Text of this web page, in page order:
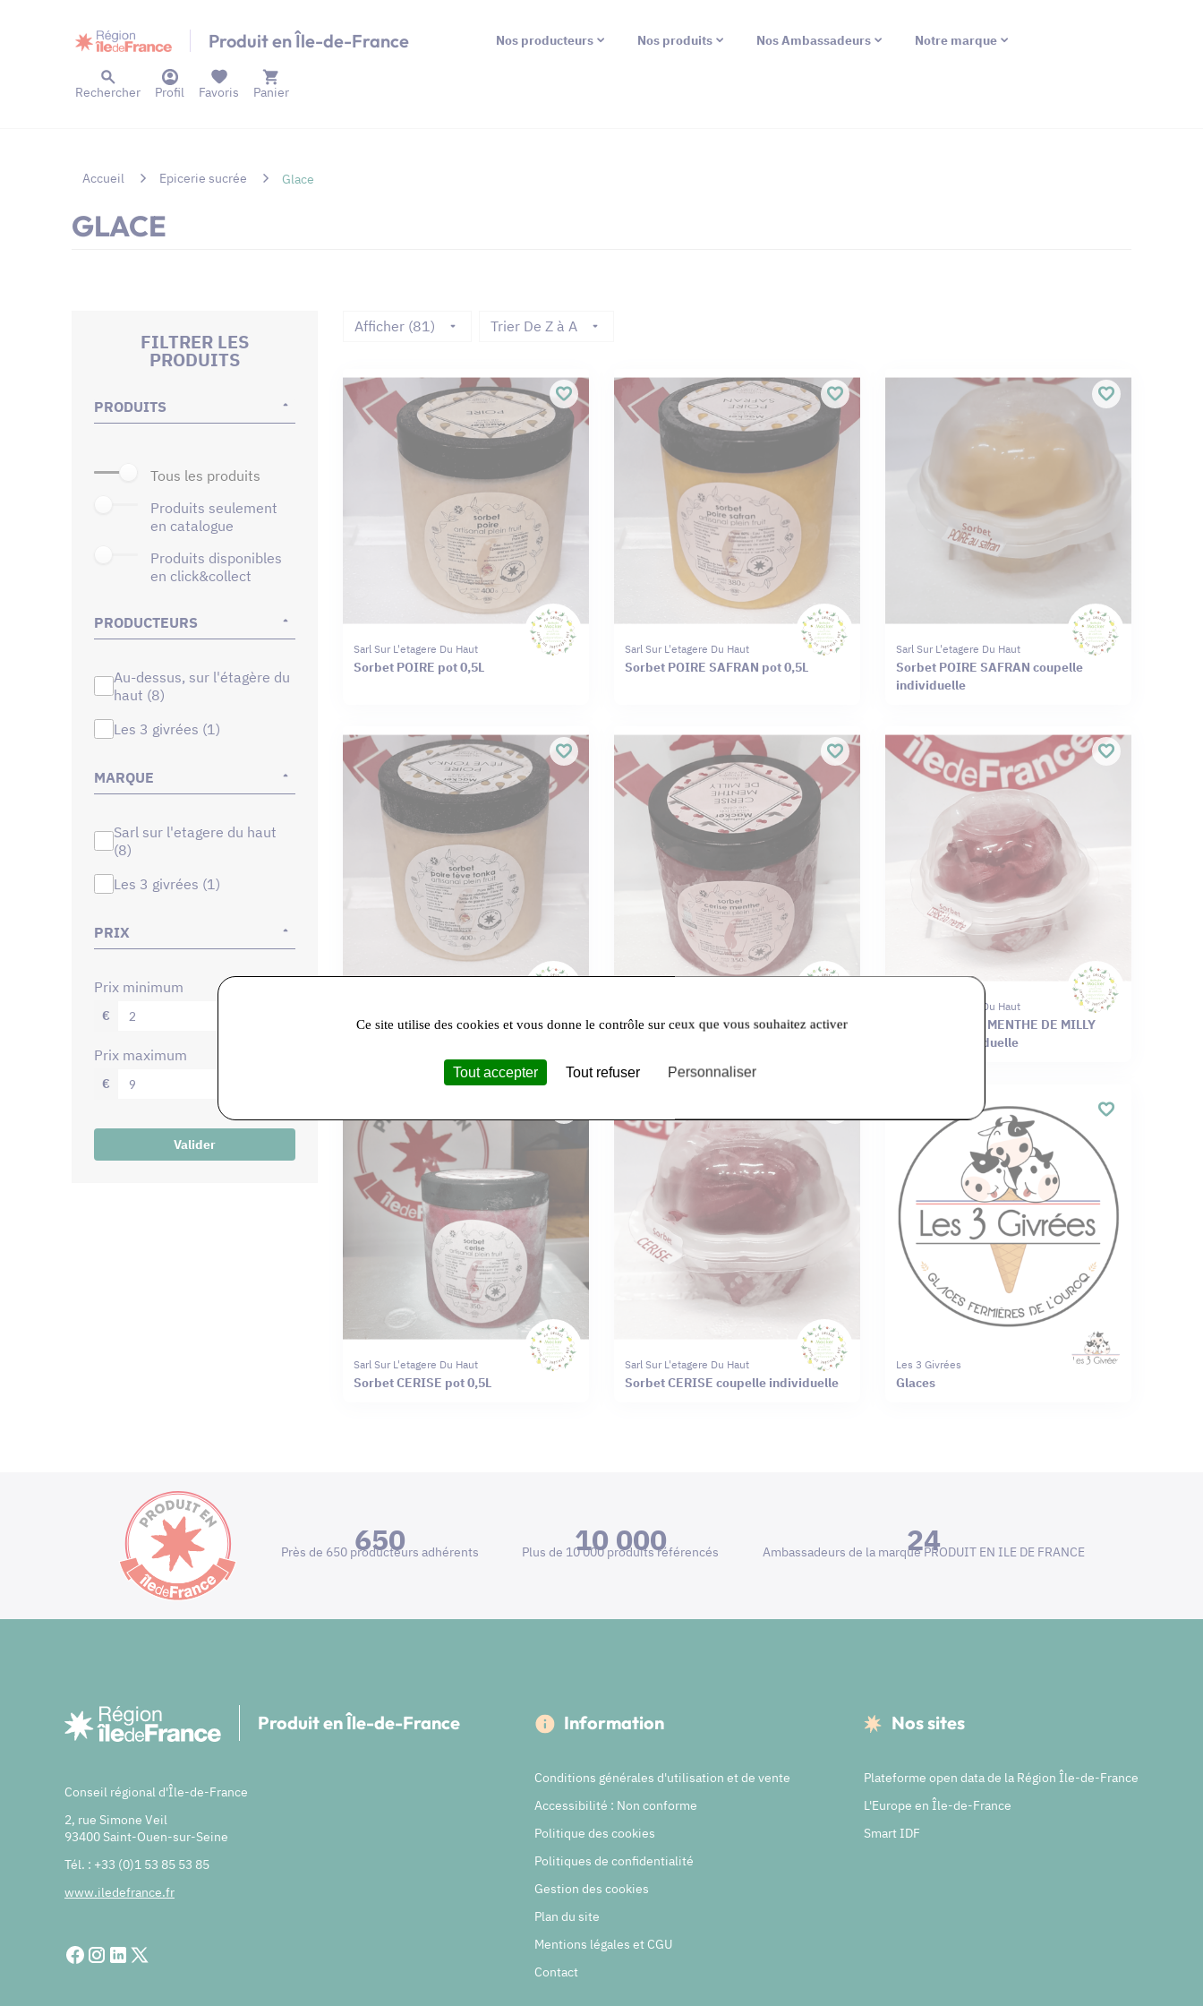
Produit en Île-de-France Nos producteurs Nos produits Nos Ambassadeurs Notre marque
Rechercher Profil Panier
Favoris
Accueil Epicerie sucrée Glace
GLACE
FILTRER LES
PRODUITS
PRODUITS
tous les produits
produits seulement
en catalogue
produits disponibles
en click&collect
PRODUCTEURS
au-dessus, sur l'étagère du
haut (8)
les 3 givrées (1)
MARQUE
sarl sur l'etagere du haut
(8)
les 3 givrées (1)
PRIX
prix minimum
€
prix maximum
€
Valider
Afficher (81) Trier De Z à A
Sarl Sur L'etagere Du Haut
Sorbet POIRE pot 0,5L
Sarl Sur L'etagere Du Haut
Sorbet POIRE SAFRAN pot 0,5L
Sarl Sur L'etagere Du Haut
Sorbet POIRE SAFRAN coupelle
individuelle
Sorbet POIRE FEVE TONKA pot 0,5L
Sorbet CERISE MENTHE DE MILLY pot
Sarl Sur L'etagere Du Haut
Sorbet CERISE MENTHE DE MILLY
coupelle individuelle
Sarl Sur L'etagere Du Haut
Sorbet CERISE pot 0,5L
Sarl Sur L'etagere Du Haut
Sorbet CERISE coupelle individuelle
Les 3 Givrées
Glaces
650
Près de 650 producteurs adhérents 10 000
Plus de 10 000 produits référencés 24
Ambassadeurs de la marque PRODUIT EN ILE DE FRANCE
Produit en Île-de-France
Conseil régional d'Île-de-France
2, rue Simone Veil
93400 Saint-Ouen-sur-Seine
Tél. : +33 (0)1 53 85 53 85
www.iledefrance.fr
Information
Conditions générales d'utilisation et de vente
Accessibilité : Non conforme
Politique des cookies
Politiques de confidentialité
Gestion des cookies
Plan du site
Mentions légales et CGU
Contact
Nos sites
Plateforme open data de la Région Île-de-France
L'Europe en Île-de-France
Smart IDF
Ce site utilise des cookies et vous donne le contrôle sur ceux que vous souhaitez activer
Tout accepter Tout refuser Personnaliser